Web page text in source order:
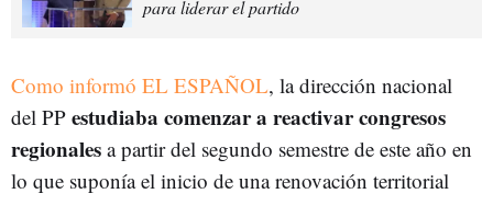
para liderar el partido
Como informó EL ESPAÑOL, la dirección nacional
del PP estudiaba comenzar a reactivar congresos
regionales a partir del segundo semestre de este año en
lo que suponía el inicio de una renovación territorial